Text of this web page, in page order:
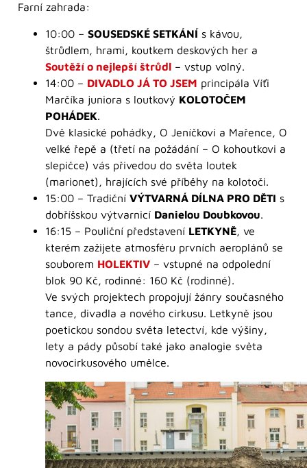
Farní zahrada:
10:00 – SOUSEDSKÉ SETKÁNÍ s kávou,
štrůdlem, hrami, koutkem deskových her a
Soutěží o nejlepší štrůdl – vstup volný.
14:00 – DIVADLO JÁ TO JSEM principála Víťi
Marčíka juniora s loutkový KOLOTOČEM
POHÁDEK.
Dvě klasické pohádky, O Jeníčkovi a Mařence, O
velké řepě a (třetí na požádání – O kohoutkovi a
slepičce) vás přivedou do světa loutek
(marionet), hrajících své příběhy na kolotoči.
15:00 – Tradiční VÝTVARNÁ DÍLNA PRO DĚTI s
dobříšskou výtvarnicí Danielou Doubkovou.
16:15 – Pouliční představení LETKYNĚ, ve
kterém zažijete atmosféru prvních aeroplánů se
souborem HOLEKTIV – vstupné na odpolední
blok 90 Kč, rodinné: 160 Kč (rodinné).
Ve svých projektech propojují žánry současného
tance, divadla a nového cirkusu. Letkyně jsou
poetickou sondou světa letectví, kde výšiny,
lety a pády působí také jako analogie světa
novocirkusového umělce.